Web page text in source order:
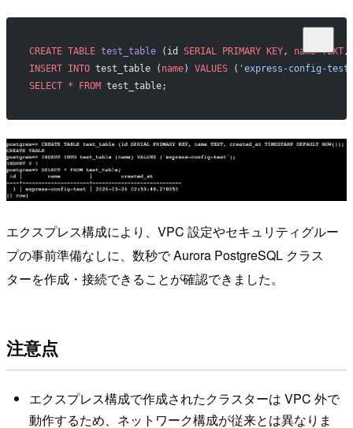
CREATE TABLE test_table (id SERIAL PRIMARY KEY, name TEXT,
INSERT INTO test_table ( name) VALUES ( 'express-config-
SELECT * FROM test_table;
エクスプレス構成により、VPC 設定やセキュリティグルー
プの事前準備なしに、数秒で Aurora PostgreSQL クラス
ターを作成・接続できることが確認できました。
注意点
エクスプレス構成で作成されたクラスターは VPC 外で
動作するため、ネットワーク構成が従来とは異なりま